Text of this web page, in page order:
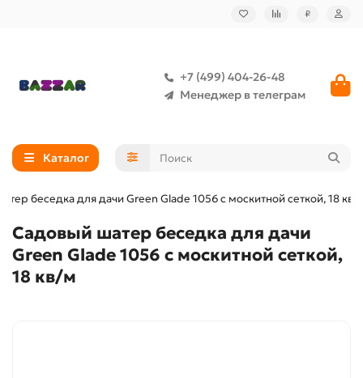
₽
+7 (499) 404-26-48
Менеджер в телеграм
Каталог
беседка для дачи Green Glade 1056 с москитной сеткой, 18 кв/
Садовый шатер беседка для дачи
Green Glade 1056 с москитной сеткой,
18 кв/м